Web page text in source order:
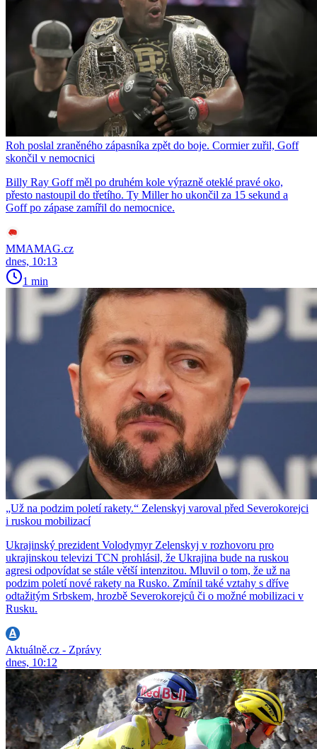
Roh poslal zraněného zápasníka zpět do boje. Cormier zuřil, Goff
skončil v nemocnici
Billy Ray Goff měl po druhém kole výrazně oteklé pravé oko,
přesto nastoupil do třetího. Ty Miller ho ukončil za 15 sekund a
Goff po zápase zamířil do nemocnice.
MMAMAG.cz
dnes, 10:13
1 min
„Už na podzim poletí rakety.“ Zelenskyj varoval před Severokorejci
i ruskou mobilizací
Ukrajinský prezident Volodymyr Zelenskyj v rozhovoru pro
ukrajinskou televizi TCN prohlásil, že Ukrajina bude na ruskou
agresi odpovídat se stále větší intenzitou. Mluvil o tom, že už na
podzim poletí nové rakety na Rusko. Zmínil také vztahy s dříve
odtažitým Srbskem, hrozbě Severokorejců či o možné mobilizaci v
Rusku.
Aktuálně.cz - Zprávy
dnes, 10:12